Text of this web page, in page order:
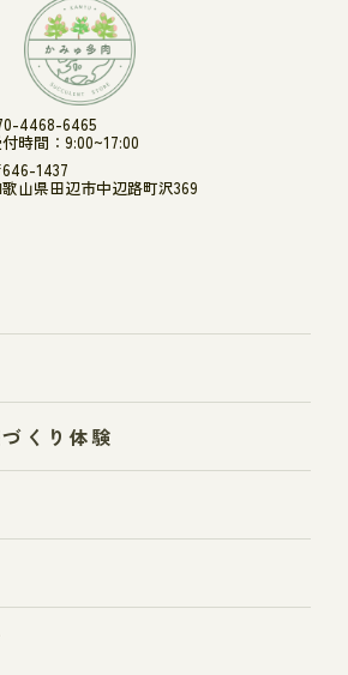
4468-6465
時間：9:00~17:00
646-1437
山県田辺市中辺路町沢369
くり体験